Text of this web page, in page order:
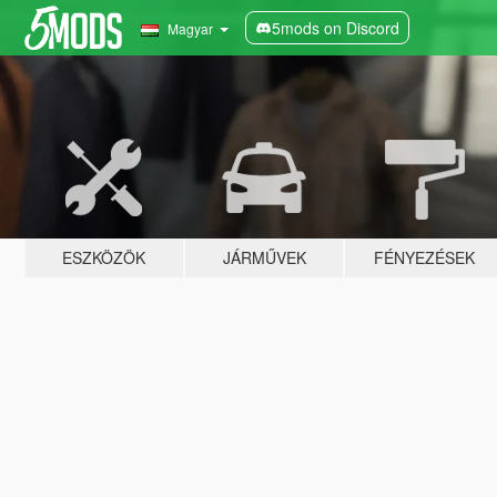
Magyar 5mods on Discord
ESZKÖZÖK JÁRMŰVEK FÉNYEZÉSEK